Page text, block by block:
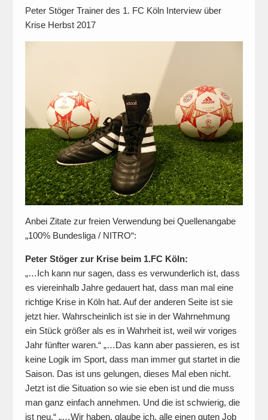
Peter Stöger Trainer des 1. FC Köln Interview über
Krise Herbst 2017
Anbei Zitate zur freien Verwendung bei Quellenangabe
„100% Bundesliga / NITRO“:
Peter Stöger zur Krise beim 1.FC Köln:
„…Ich kann nur sagen, dass es verwunderlich ist, dass
es viereinhalb Jahre gedauert hat, dass man mal eine
richtige Krise in Köln hat. Auf der anderen Seite ist sie
jetzt hier. Wahrscheinlich ist sie in der Wahrnehmung
ein Stück größer als es in Wahrheit ist, weil wir voriges
Jahr fünfter waren.“ „…Das kann aber passieren, es ist
keine Logik im Sport, dass man immer gut startet in die
Saison. Das ist uns gelungen, dieses Mal eben nicht.
Jetzt ist die Situation so wie sie eben ist und die muss
man ganz einfach annehmen. Und die ist schwierig, die
ist neu.“ „…Wir haben, glaube ich, alle einen guten Job